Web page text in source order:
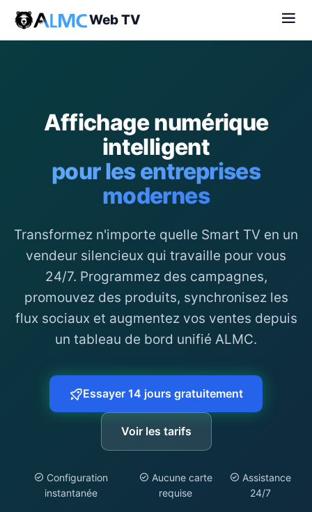
Web TV
Affichage numérique
intelligent
pour les entreprises
modernes
Transformez n'importe quelle Smart TV en un
vendeur silencieux qui travaille pour vous
24/7. Programmez des campagnes,
promouvez des produits, synchronisez les
flux sociaux et augmentez vos ventes depuis
un tableau de bord unifié ALMC.
Essayer 14 jours gratuitement
Voir les tarifs
Configuration
instantanée
Aucune carte
requise
Assistance
24/7